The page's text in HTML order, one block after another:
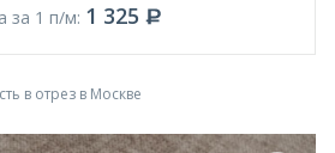
за 1 п/м: 1 325
в отрез в Москве